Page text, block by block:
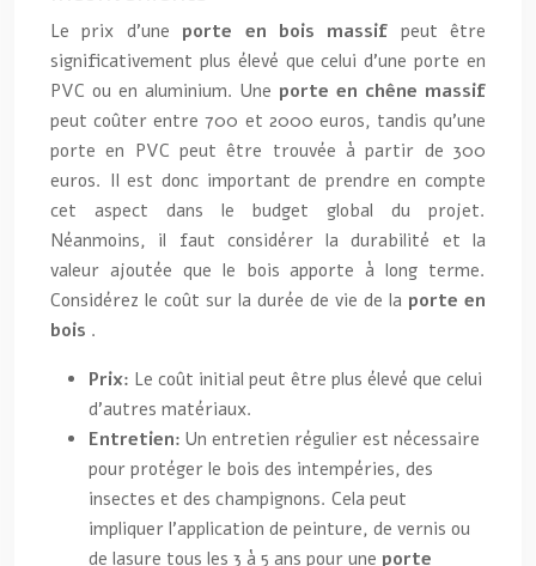
Le prix d’une porte en bois massif peut être
significativement plus élevé que celui d’une porte en
PVC ou en aluminium. Une porte en chêne massif
peut coûter entre 700 et 2000 euros, tandis qu’une
porte en PVC peut être trouvée à partir de 300
euros. Il est donc important de prendre en compte
cet aspect dans le budget global du projet.
Néanmoins, il faut considérer la durabilité et la
valeur ajoutée que le bois apporte à long terme.
Considérez le coût sur la durée de vie de la porte en
bois .
Prix: Le coût initial peut être plus élevé que celui
d’autres matériaux.
Entretien: Un entretien régulier est nécessaire
pour protéger le bois des intempéries, des
insectes et des champignons. Cela peut
impliquer l’application de peinture, de vernis ou
de lasure tous les 3 à 5 ans pour une porte